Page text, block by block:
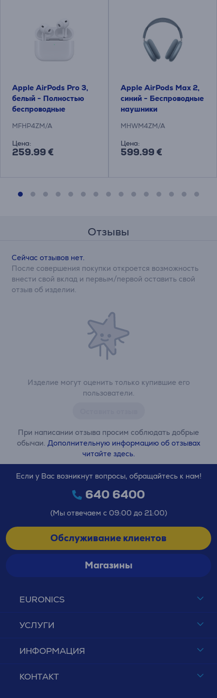
Apple AirPods Pro 3,
белый - Полностью
беспроводные
MFHP4ZM/A
Цена:
259.99 €
Apple AirPods Max 2,
синий - Беспроводные
наушники
MHWM4ZM/A
Цена:
599.99 €
Отзывы
Изделие могут оценить только купившие его
пользователи.
При написании отзыва просим соблюдать добрые
обычаи. Дополнительную информацию об отзывах
читайте здесь.
Сейчас отзывов нет.
После совершения покупки откроется возможность
внести свой вклад и первым/первой оставить свой
отзыв об изделии.
EURONICS
УСЛУГИ
ИНФОРМАЦИЯ
КОНТАКТ
Если у Вас возникнут вопросы, обращайтесь к нам!
640 6400
(Мы отвечаем с 09:00 до 21:00)
Обслуживание клиентов
Магазины